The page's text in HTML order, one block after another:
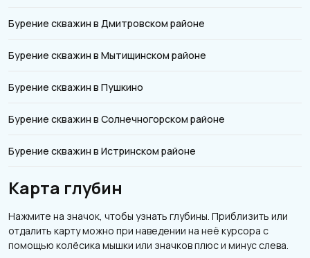
Бурение скважин в Дмитровском районе
Бурение скважин в Мытищинском районе
Бурение скважин в Пушкино
Бурение скважин в Солнечногорском районе
Бурение скважин в Истринском районе
Карта глубин
Нажмите на значок, чтобы узнать глубины. Приблизить или
отдалить карту можно при наведении на неё курсора с
помощью колёсика мышки или значков плюс и минус слева.